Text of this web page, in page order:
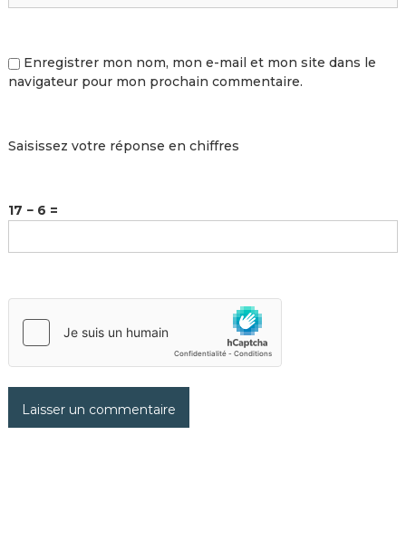
Enregistrer mon nom, mon e-mail et mon site dans le
navigateur pour mon prochain commentaire.
Saisissez votre réponse en chiffres
17 − 6 =